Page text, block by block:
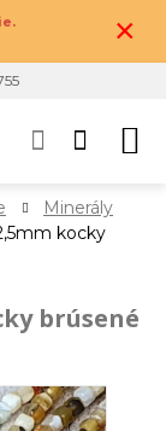
×
Minerály
kocky
brúsené